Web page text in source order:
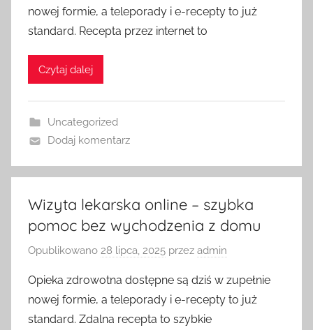
nowej formie, a teleporady i e-recepty to już
standard. Recepta przez internet to
Czytaj dalej
Uncategorized
Dodaj komentarz
Wizyta lekarska online – szybka
pomoc bez wychodzenia z domu
Opublikowano 28 lipca, 2025 przez admin
Opieka zdrowotna dostępne są dziś w zupełnie
nowej formie, a teleporady i e-recepty to już
standard. Zdalna recepta to szybkie